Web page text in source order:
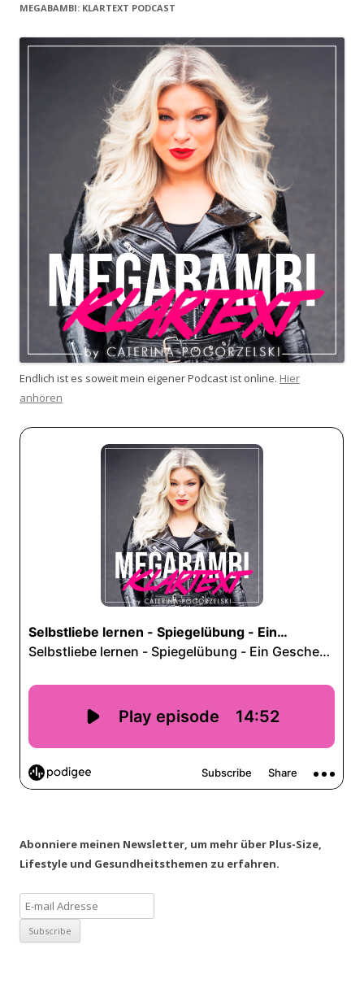
MEGABAMBI: KLARTEXT PODCAST
Endlich ist es soweit mein eigener Podcast ist online. Hier
anhören
Abonniere meinen Newsletter, um mehr über Plus-Size,
Lifestyle und Gesundheitsthemen zu erfahren.